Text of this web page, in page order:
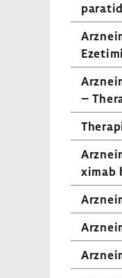
–
ximab